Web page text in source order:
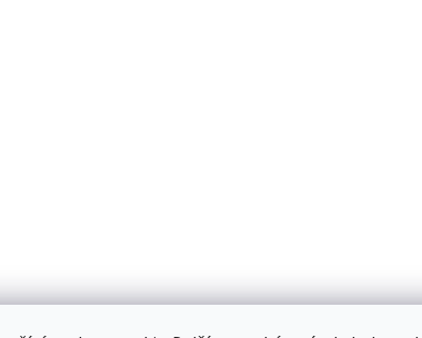
│Platební brána │ Naše tetovací studio │